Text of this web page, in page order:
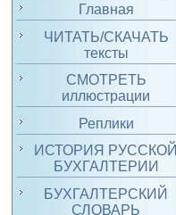
Главная
ЧИТАТЬ/СКАЧАТЬ
тексты
СМОТРЕТЬ
иллюстрации
Реплики
ИСТОРИЯ РУССКОЙ
БУХГАЛТЕРИИ
БУХГАЛТЕРСКИЙ
СЛОВАРЬ